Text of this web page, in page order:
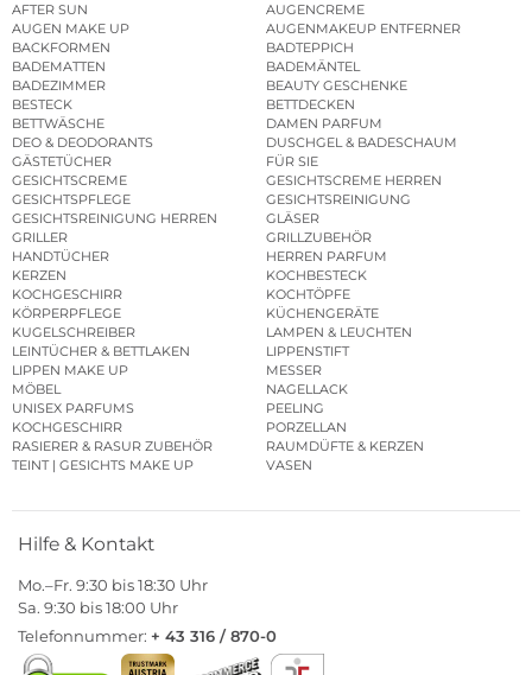
AFTER SUN
AUGENCREME
AUGEN MAKE UP
AUGENMAKEUP ENTFERNER
BACKFORMEN
BADTEPPICH
BADEMATTEN
BADEMÄNTEL
BADEZIMMER
BEAUTY GESCHENKE
BESTECK
BETTDECKEN
BETTWÄSCHE
DAMEN PARFUM
DEO & DEODORANTS
DUSCHGEL & BADESCHAUM
GÄSTETÜCHER
FÜR SIE
GESICHTSCREME
GESICHTSCREME HERREN
GESICHTSPFLEGE
GESICHTSREINIGUNG
GESICHTSREINIGUNG HERREN
GLÄSER
GRILLER
GRILLZUBEHÖR
HANDTÜCHER
HERREN PARFUM
KERZEN
KOCHBESTECK
KOCHGESCHIRR
KOCHTÖPFE
KÖRPERPFLEGE
KÜCHENGERÄTE
KUGELSCHREIBER
LAMPEN & LEUCHTEN
LEINTÜCHER & BETTLAKEN
LIPPENSTIFT
LIPPEN MAKE UP
MESSER
MÖBEL
NAGELLACK
UNISEX PARFUMS
PEELING
KOCHGESCHIRR
PORZELLAN
RASIERER & RASUR ZUBEHÖR
RAUMDÜFTE & KERZEN
TEINT | GESICHTS MAKE UP
VASEN
Hilfe & Kontakt
Mo.–Fr. 9:30 bis 18:30 Uhr
Sa. 9:30 bis 18:00 Uhr
Telefonnummer: + 43 316 / 870-0